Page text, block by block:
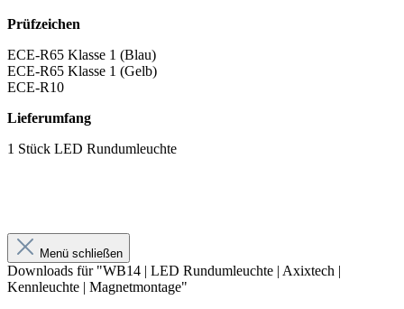
Prüfzeichen
ECE-R65 Klasse 1 (Blau)
ECE-R65 Klasse 1 (Gelb)
ECE-R10
Lieferumfang
1 Stück LED Rundumleuchte
Menü schließen
Downloads für "WB14 | LED Rundumleuchte | Axixtech |
Kennleuchte | Magnetmontage"